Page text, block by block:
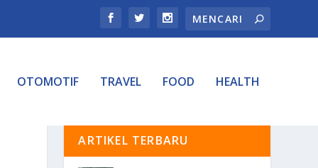
OTOMOTIF TRAVEL FOOD HEALTH
ARTIKEL TERBARU